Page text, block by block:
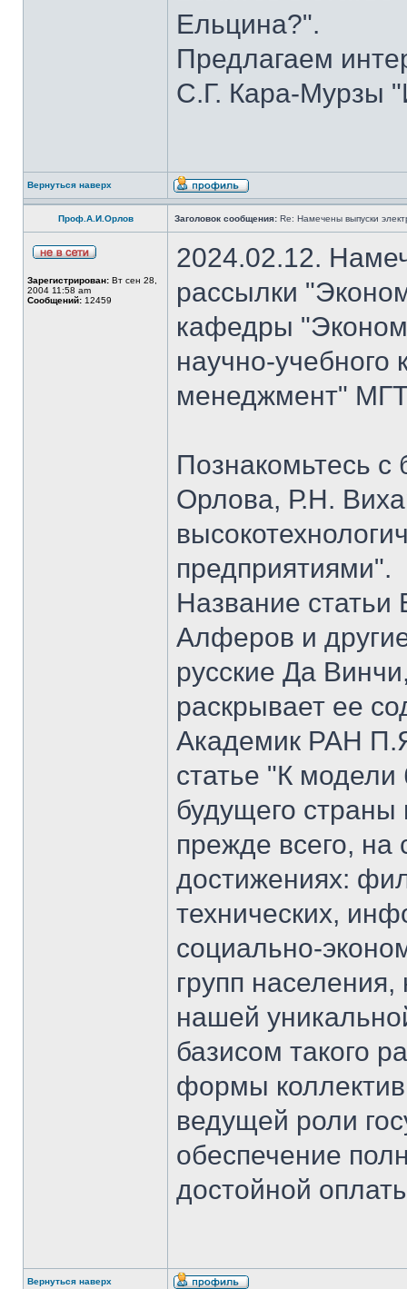
Ельцина?".
Предлагаем
С.Г. Кара-Мурзы
Вернуться наверх
Проф.А.И.Орлов Заголовок сообщения: Re: Намечены выпуски
Зарегистрирован: Вт сен 28,
2004 11:58 am
Сообщений: 12459
2024.02.12.
рассылки
кафедры
научно-
менеджмент"
Познакомьтесь с
Орлова, Р.Н.
предприятиями".
Название статьи
Алферов и
русские Да
раскрывает ее
Академик РАН
статье "К
будущего страны
прежде всего,
достижениях:
технических,
социально-
групп
нашей
базисом такого
формы
ведущей роли
обеспечение
достойной
Вернуться наверх